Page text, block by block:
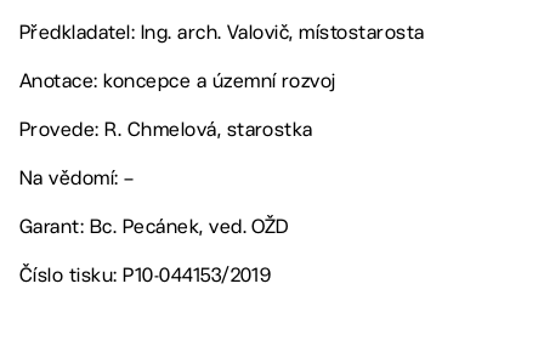
Předkladatel: Ing. arch. Valovič, místostarosta
Anotace: koncepce a územní rozvoj
Provede: R. Chmelová, starostka
Na vědomí: –
Garant: Bc. Pecánek, ved. OŽD
Číslo tisku: P10-044153/2019